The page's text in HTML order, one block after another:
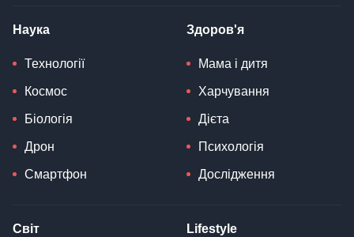
Наука
Технології
Космос
Біологія
Дрон
Смартфон
Здоров'я
Мама і дитя
Харчування
Дієта
Психологія
Дослідження
Світ Lifestyle